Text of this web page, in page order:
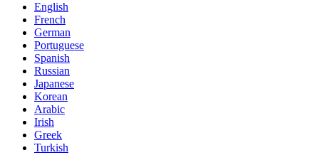
English
French
German
Portuguese
Spanish
Russian
Japanese
Korean
Arabic
Irish
Greek
Turkish